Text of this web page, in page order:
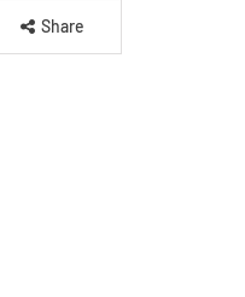
Share